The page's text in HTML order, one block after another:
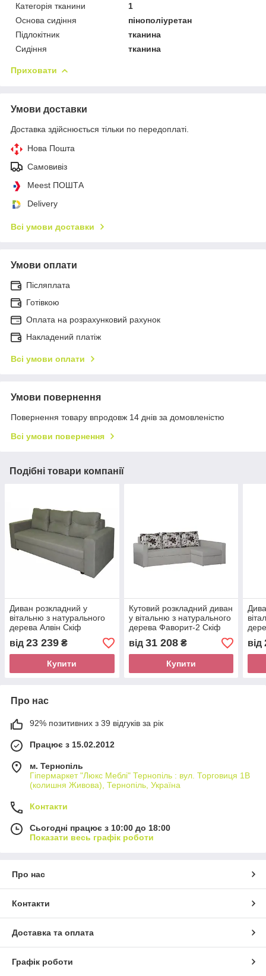
Категорія тканини
1
Основа сидіння
пінополіуретан
Підлокітник
тканина
Сидіння
тканина
Приховати
Умови доставки
Доставка здійснюється тільки по передоплаті.
Нова Пошта
Самовивіз
Meest ПОШТА
Delivery
Всі умови доставки
Умови оплати
Післяплата
Готівкою
Оплата на розрахунковий рахунок
Накладений платіж
Всі умови оплати
Умови повернення
Повернення товару впродовж 14 днів за домовленістю
Всі умови повернення
Подібні товари компанії
Диван розкладний у
вітальню з натурального
дерева Алвін Скіф
від 23 239 ₴
Купити
Кутовий розкладний диван
у вітальню з натурального
дерева Фаворит-2 Скіф
від 31 208₴
Купити
від
Про нас
92% позитивних з 39 відгуків за рік
Працює з 15.02.2012
м. Тернопіль
Гіпермаркет "Люкс Меблі" Тернопіль : вул. Торговиця 1В
(колишня Живова), Тернопіль, Україна
Контакти
Сьогодні працює з 10:00 до 18:00
Показати весь графік роботи
Про нас
Контакти
Доставка та оплата
Графік роботи